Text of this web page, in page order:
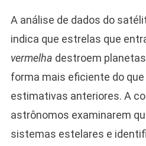
A análise de dados do
indica que estrelas que
vermelha destroem
forma mais eficiente do
estimativas anteriores. A
astrônomos examinarem
sistemas estelares e